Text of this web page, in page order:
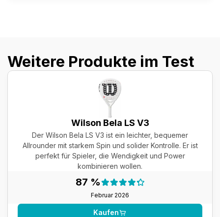
Weitere Produkte im Test
Wilson Bela LS V3
Der Wilson Bela LS V3 ist ein leichter, bequemer
Allrounder mit starkem Spin und solider Kontrolle. Er ist
perfekt für Spieler, die Wendigkeit und Power
kombinieren wollen.
87 %
Februar 2026
Testergebnis:
Kaufen